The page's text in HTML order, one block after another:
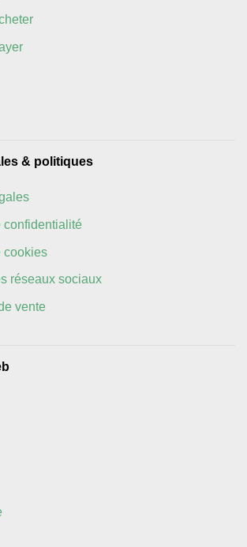
& politiques
confidentialité
cookies
réseaux sociaux
vente